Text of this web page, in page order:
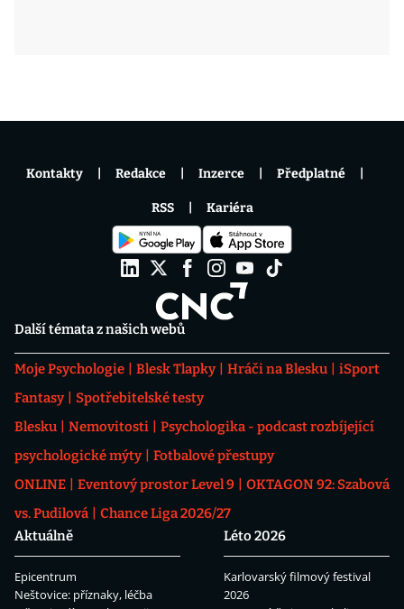
Další témata z našich webů
Moje Psychologie Blesk Tlapky Hráči na Blesku
iSport
Fantasy
Spotřebitelské testy
Blesku
Nemovitosti
Psychologika - podcast rozbíjející
psychologické mýty
Fotbalové přestupy
ONLINE
Eventový prostor Level 9
OKTAGON 92: Szabová
vs. Pudilová
Chance Liga 2026/27
Aktuálně
Epicentrum
Neštovice: příznaky, léčba
Léto 2026
Karlovarský filmový festival
2026
Kontakty Redakce Inzerce Předplatné
RSS Kariéra